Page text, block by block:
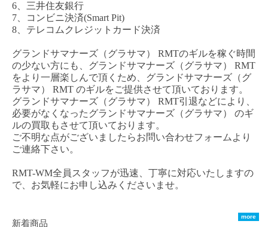
6、三井住友銀行
7、コンビニ決済(Smart Pit)
8、テレコムクレジットカード決済
グランドサマナーズ（グラサマ）
RMTのギルを稼ぐ時間
の少ない方にも、 グランドサマナーズ（グラサマ）
RMT
をより一層楽しんで頂くため、 グランドサマナーズ（グ
ラサマ）
RMT のギルをご提供させて頂いております。
グランドサマナーズ（グラサマ）
RMT引退などにより、
必要がなくなったグランドサマナーズ（グラサマ）
のギ
ルの買取もさせて頂いております。
ご不明な点がございましたらお問い合わせフォームより
ご連絡下さい。
RMT-WM全員スタッフが迅速、丁寧に対応いたしますの
で、お気軽にお申し込みくださいませ。
more
新着商品